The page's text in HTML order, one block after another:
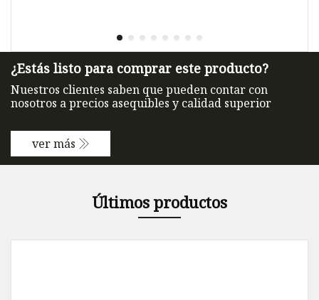
¿Estás listo para comprar este producto?
Nuestros clientes saben que pueden contar con
nosotros a precios asequibles y calidad superior
ver más
Últimos productos